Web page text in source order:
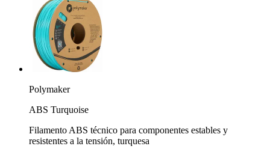
Polymaker
ABS Turquoise
Filamento ABS técnico para componentes estables y
resistentes a la tensión, turquesa